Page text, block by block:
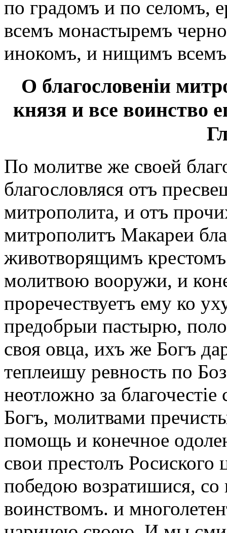
по градомъ и по селомъ,
всемъ монастыремъ
инокомъ, и нищимъ
О благословеніи
князя и все воинство
По молитве же своей
благословляся отъ
митрополита, и отъ
митрополитъ Макареи
животворящимъ
молитвою вооружи, и
проречествуетъ ему ко
предобрыи пастырю,
своя овца, ихъ же Богъ
теплеишу ревность по
неотложно за
Богъ, молитвами
помощь и конечное
свои престолъ Росиского
победою возратишися,
воинствомъ. и